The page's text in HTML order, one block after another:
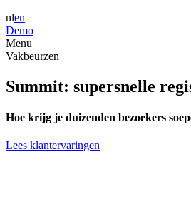
nlen
Demo
Menu
Vakbeurzen
Summit: supersnelle
Hoe krijg je duizenden bezoekers
Lees klantervaringen